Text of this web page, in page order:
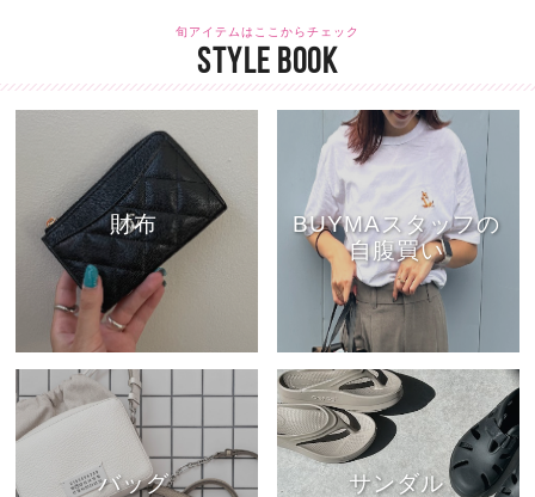
旬アイテムはここからチェック
STYLE BOOK
財布
BUYMAスタッフの
自腹買い
バッグ サンダル